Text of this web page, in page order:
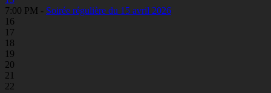
7:00 PM - Soirée régulière du 15 avril 2026
16
17
18
19
20
21
22